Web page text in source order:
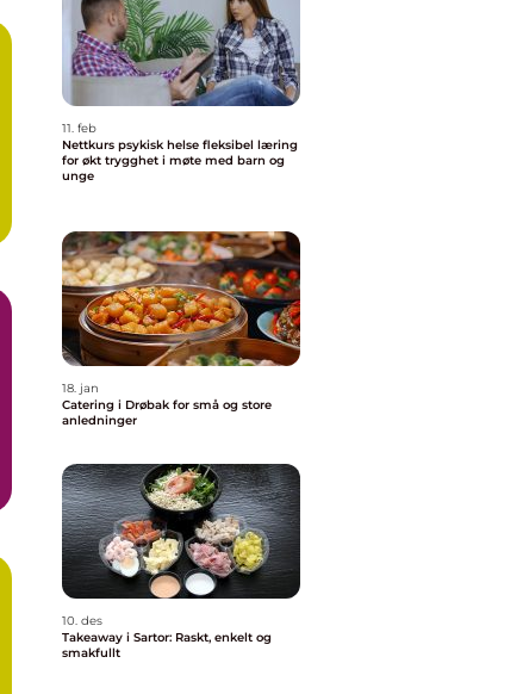
11. feb
Nettkurs psykisk helse fleksibel læring
for økt trygghet i møte med barn og
unge
18. jan
Catering i Drøbak for små og store
anledninger
10. des
Takeaway i Sartor: Raskt, enkelt og
smakfullt